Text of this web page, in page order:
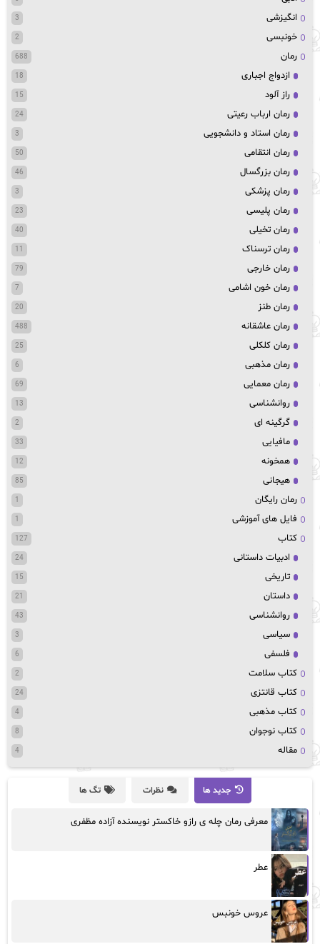
انگیزشی 3
خونبسی 2
رمان 688
ازدواج اجباری 18
راز آلود 15
رمان ارباب رعیتی 24
رمان استاد و دانشجویی 3
رمان انتقامی 50
رمان بزرگسال 46
رمان پزشکی 3
رمان پلیسی 23
رمان تخیلی 40
رمان ترسناک 11
رمان خارجی 79
رمان خون اشامی 7
رمان طنز 20
رمان عاشقانه 488
رمان کلکلی 25
رمان مذهبی 6
رمان معمایی 69
روانشناسی 13
گرگینه ای 2
مافیایی 33
همخونه 12
هیجانی 85
رمان رایگان 1
فایل های آموزشی 1
کتاب 127
ادبیات داستانی 24
تاریخی 15
داستان 21
روانشناسی 43
سیاسی 3
فلسفی 6
کتاب سلامت 2
کتاب قانتزی 24
کتاب مذهبی 4
کتاب نوجوان 8
مقاله 4
جدید ها نظرات تگ ها
معرفی رمان چله ی رازو خاکستر نویسنده آزاده مظفری
عطر
عروس خونبس